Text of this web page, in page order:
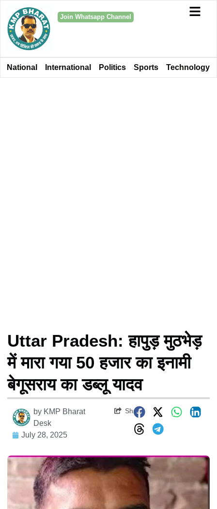
Join Whatsapp Channel
National International Politics Sports Technology
Uttar Pradesh: हापुड़ मुठभेड़
में मारा गया 50 हजार का इनामी
बेगूसराय का डब्लू यादव
by KMP Bharat
Desk
July 28, 2025
Share